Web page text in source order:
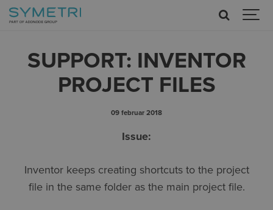
SUPPORT: INVENTOR
PROJECT FILES
09 februar 2018
Issue:
Inventor keeps creating shortcuts to the project
file in the same folder as the main project file.